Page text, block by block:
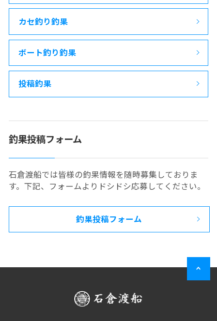
カセ釣り釣果
ボート釣り釣果
投稿釣果
釣果投稿フォーム
石倉渡船では皆様の釣果情報を随時募集しておりま
す。下記、フォームよりドシドシ応募してください。
釣果投稿フォーム